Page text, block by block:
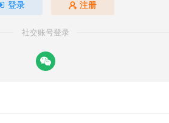
登录 注册
社交账号登录